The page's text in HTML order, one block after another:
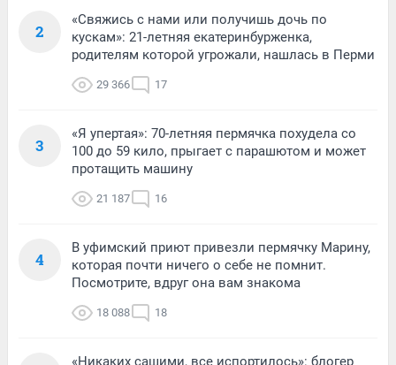
2
«Свяжись с нами или получишь дочь по
кускам»: 21-летняя екатеринбурженка,
родителям которой угрожали, нашлась в Перми
29 366 17
3
«Я упертая»: 70-летняя пермячка похудела со
100 до 59 кило, прыгает с парашютом и может
протащить машину
21 187 16
4
В уфимский приют привезли пермячку Марину,
которая почти ничего о себе не помнит.
Посмотрите, вдруг она вам знакома
18 088 18
«Никаких сашими, все испортилось»: блогер